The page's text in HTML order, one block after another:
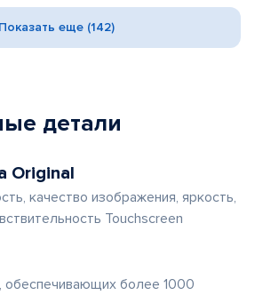
Показать еще (142)
детали
Original
качество изображения, яркость,
Touchscreen
обеспечивающих более 1000